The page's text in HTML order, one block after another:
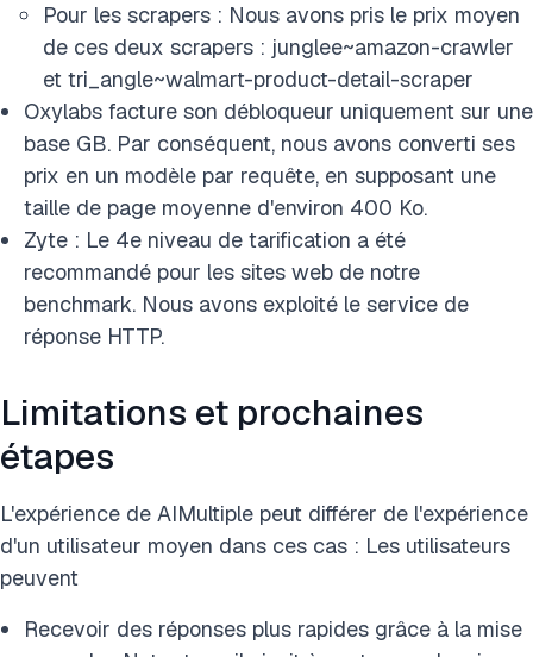
Pour les scrapers : Nous avons pris le prix moyen
de ces deux scrapers : junglee~amazon-crawler
et tri_angle~walmart-product-detail-scraper
Oxylabs facture son débloqueur uniquement sur une
base GB. Par conséquent, nous avons converti ses
prix en un modèle par requête, en supposant une
taille de page moyenne d'environ 400 Ko.
Zyte : Le 4e niveau de tarification a été
recommandé pour les sites web de notre
benchmark. Nous avons exploité le service de
réponse HTTP.
Limitations et prochaines
étapes
L'expérience de AIMultiple peut différer de l'expérience
d'un utilisateur moyen dans ces cas : Les utilisateurs
peuvent
Recevoir des réponses plus rapides grâce à la mise